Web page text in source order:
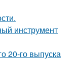
инструмент
20-го выпуска